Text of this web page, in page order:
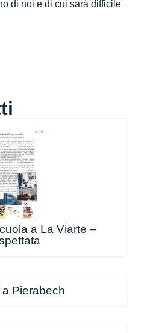
di noi e di cui sarà difficile
a La Viarte –
Pierabech